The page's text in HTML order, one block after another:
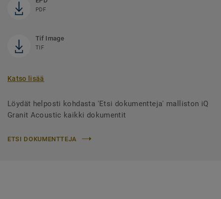
PDF
Tif Image
TIF
Katso lisää
Löydät helposti kohdasta 'Etsi dokumentteja' malliston iQ
Granit Acoustic kaikki dokumentit
ETSI DOKUMENTTEJA